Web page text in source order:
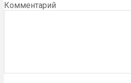
Комментарий